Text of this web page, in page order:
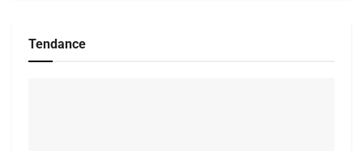
Tendance